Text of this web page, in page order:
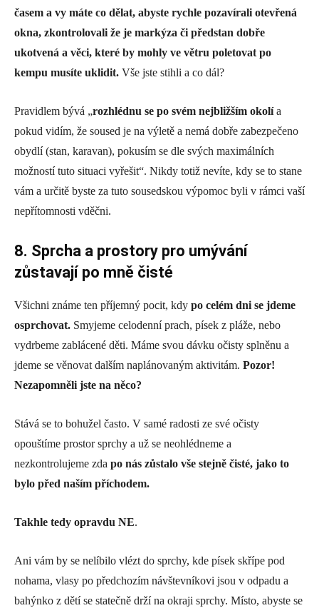
časem a vy máte co dělat, abyste rychle pozavírali otevřená
okna, zkontrolovali že je markýza či předstan dobře
ukotvená a věci, které by mohly ve větru poletovat po
kempu musíte uklidit. Vše jste stihli a co dál?
Pravidlem bývá „rozhlédnu se po svém nejbližším okolía
pokud vidím, že soused je na výletě a nemá dobře zabezpečeno
obydlí (stan, karavan), pokusím se dle svých maximálních
možností tuto situaci vyřešit“. Nikdy totiž nevíte, kdy se to stane
vám a určitě byste za tuto sousedskou výpomoc byli v rámci vaší
nepřítomnosti vděčni.
8. Sprcha a prostory pro umývání
zůstavají po mně čisté
Všichni známe ten příjemný pocit, kdy po celém dni se jdeme
osprchovat. Smyjeme celodenní prach, písek z pláže, nebo
vydrbeme zablácené děti. Máme svou dávku očisty splněnu a
jdeme se věnovat dalším naplánovaným aktivitám. Pozor!
Nezapomněli jste na něco?
Stává se to bohužel často. V samé radosti ze své očisty
opouštíme prostor sprchy a už se neohlédneme a
nezkontrolujeme zda po nás zůstalo vše stejně čisté, jako to
bylo před naším příchodem.
Takhle tedy opravdu NE.
Ani vám by se nelíbilo vlézt do sprchy, kde písek skřípe pod
nohama, vlasy po předchozím návštevníkovi jsou v odpadu a
bahýnko z dětí se statečně drží na okraji sprchy. Místo, abyste se